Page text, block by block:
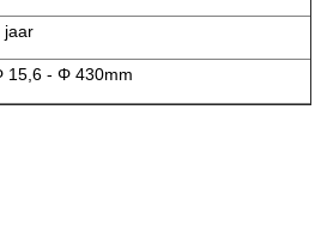
jaar
15,6 - Φ 430mm